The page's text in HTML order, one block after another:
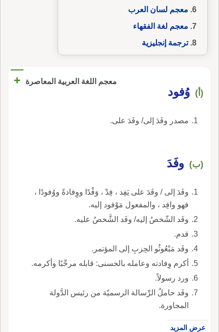
معجم لسان العرب
معجم لغة الفقهاء
ترجمة إنجليزية
معجم اللغة العربية المعاصرة +
(أ) وُفود
مصدر وفَدَ إلى/ وفَدَ على.
(ب) وفَدَ
وفَدَ إلى / وفَدَ على يَفِد ، فِدْ ، وَفْدًا ووِفادةً ووُفودًا ،
فهو وافِد ، والمفعول مَوْفود إليه.
وفَد الشّخصُ إليه/ وفَد الشَّخصُ عليه.
قدم.
وفَد مَبْعُوثُو الحِزبِ إلى المؤتمر.
أكرم وِفادته وعامله بالحسنى: قابله مرحِّبًا وأكرمه.
ورد رسولاً.
وفَد حاملُ الرِّسالة الرسميّة من رئيس الدَّولة
المجاورة.
عرض المزيد